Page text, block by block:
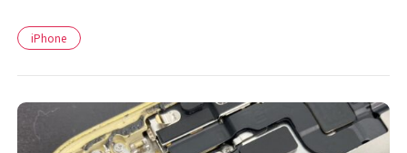
iPhone